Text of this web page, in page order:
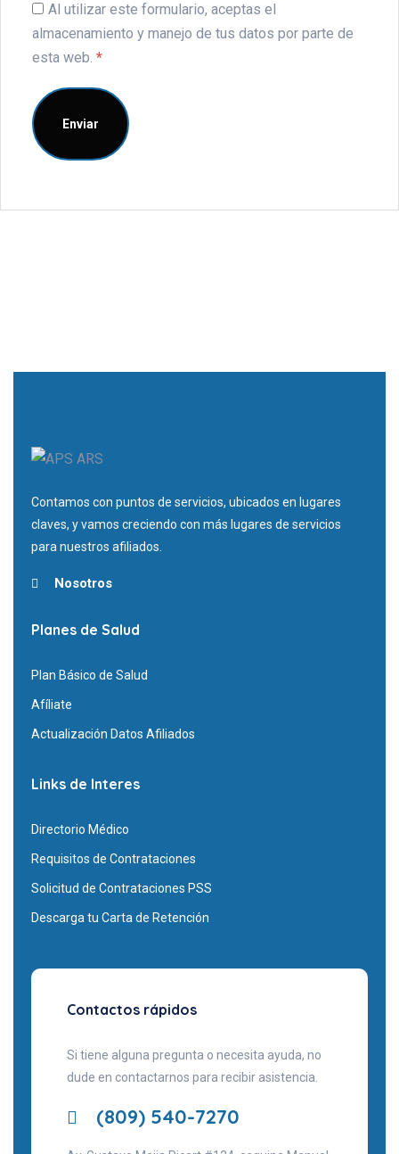
Al utilizar este formulario, aceptas el
almacenamiento y manejo de tus datos por parte de
esta web. *
Contamos con puntos de servicios, ubicados en lugares
claves, y vamos creciendo con más lugares de servicios
para nuestros afiliados.
Nosotros
Planes de Salud
Plan Básico de Salud
Afíliate
Actualización Datos Afiliados
Links de Interes
Directorio Médico
Requisitos de Contrataciones
Solicitud de Contrataciones PSS
Descarga tu Carta de Retención
Contactos rápidos
Si tiene alguna pregunta o necesita ayuda, no
dude en contactarnos para recibir asistencia.
(809) 540-7270